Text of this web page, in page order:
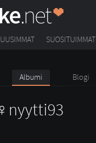
UUSIMMAT SUOSITUIMMAT
Albumi Blogi
nyytti93